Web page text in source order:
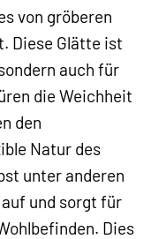
von gröberen
Diese Glätte ist
auch für
die Weichheit
den
Natur des
unter anderen
und sorgt für
Dies